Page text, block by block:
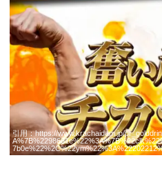
引用：https://www.krachaidam.jp/